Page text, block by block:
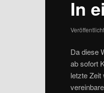
In
Da diese
ab sofort
letzte